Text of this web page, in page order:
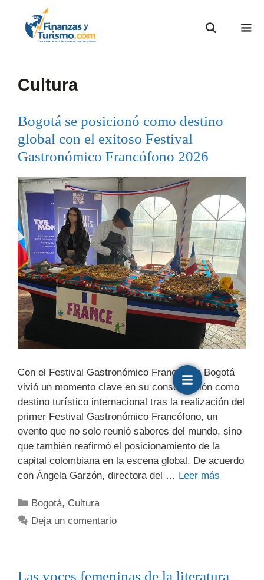
Cultura
Bogotá se posicionó como destino
global con el exitoso Festival
Gastronómico Francófono 2026
Con el Festival Gastronómico Francófono Bogotá
vivió un momento clave en su consolidación como
destino turístico internacional tras la realización del
primer Festival Gastronómico Francófono, un
evento que no solo reunió sabores del mundo, sino
que también reafirmó el posicionamiento de la
capital colombiana en la escena global. De acuerdo
con Ángela Garzón, directora del … Leer más
Bogotá, Cultura
Deja un comentario
Las voces femeninas de la literatura